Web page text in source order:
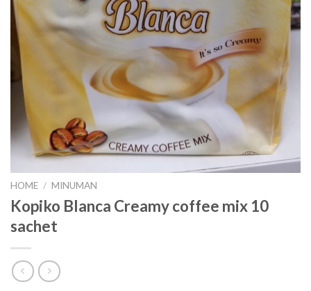
HOME / MINUMAN
Kopiko Blanca Creamy coffee mix 10
sachet